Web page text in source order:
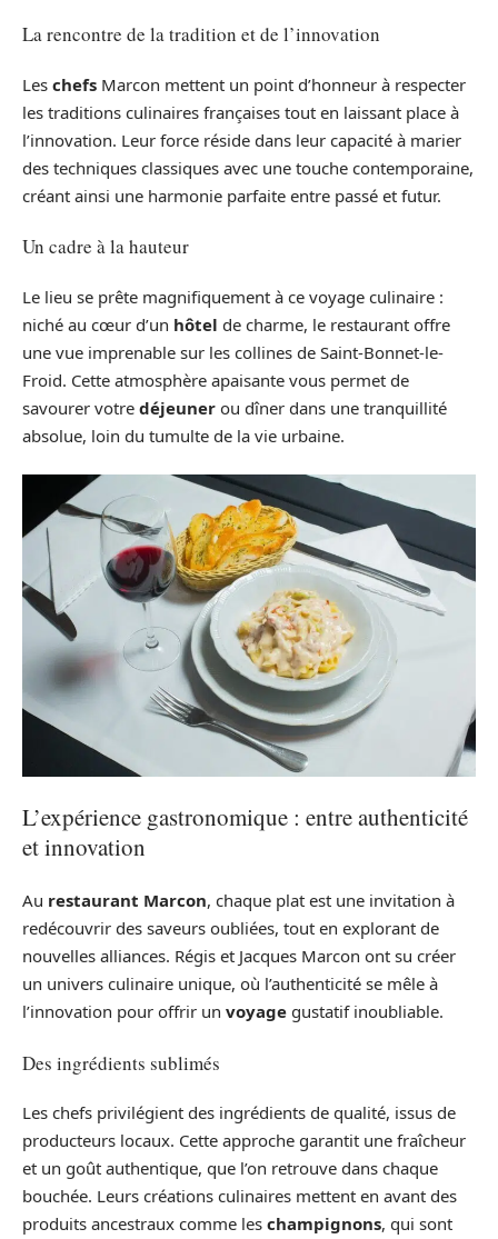
La rencontre de la tradition et de l’innovation
Les chefs Marcon mettent un point d’honneur à respecter
les traditions culinaires françaises tout en laissant place à
l’innovation. Leur force réside dans leur capacité à marier
des techniques classiques avec une touche contemporaine,
créant ainsi une harmonie parfaite entre passé et futur.
Un cadre à la hauteur
Le lieu se prête magnifiquement à ce voyage culinaire :
niché au cœur d’un hôtel de charme, le restaurant offre
une vue imprenable sur les collines de Saint-Bonnet-le-
Froid. Cette atmosphère apaisante vous permet de
savourer votre déjeuner ou dîner dans une tranquillité
absolue, loin du tumulte de la vie urbaine.
L’expérience gastronomique : entre authenticité
et innovation
Au restaurant Marcon, chaque plat est une invitation à
redécouvrir des saveurs oubliées, tout en explorant de
nouvelles alliances. Régis et Jacques Marcon ont su créer
un univers culinaire unique, où l’authenticité se mêle à
l’innovation pour offrir un voyage gustatif inoubliable.
Des ingrédients sublimés
Les chefs privilégient des ingrédients de qualité, issus de
producteurs locaux. Cette approche garantit une fraîcheur
et un goût authentique, que l’on retrouve dans chaque
bouchée. Leurs créations culinaires mettent en avant des
produits ancestraux comme les champignons, qui sont